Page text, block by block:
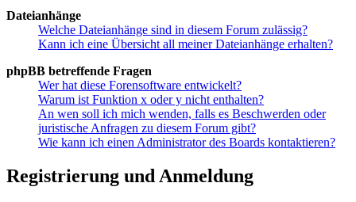
Dateianhänge
Welche Dateianhänge sind in diesem Forum zulässig?
Kann ich eine Übersicht all meiner Dateianhänge erhalten?
phpBB betreffende Fragen
Wer hat diese Forensoftware entwickelt?
Warum ist Funktion x oder y nicht enthalten?
An wen soll ich mich wenden, falls es Beschwerden oder
juristische Anfragen zu diesem Forum gibt?
Wie kann ich einen Administrator des Boards kontaktieren?
Registrierung und Anmeldung